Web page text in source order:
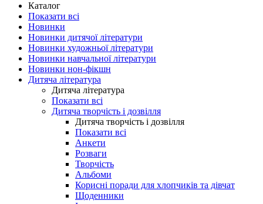
Каталог
Показати всі
Новинки
Новинки дитячої літератури
Новинки художньої літератури
Новинки навчальної літератури
Новинки нон-фікшн
Дитяча література
Дитяча література
Показати всі
Дитяча творчість і дозвілля
Дитяча творчість і дозвілля
Показати всі
Анкети
Розваги
Творчість
Альбоми
Корисні поради для хлопчиків та дівчат
Щоденники